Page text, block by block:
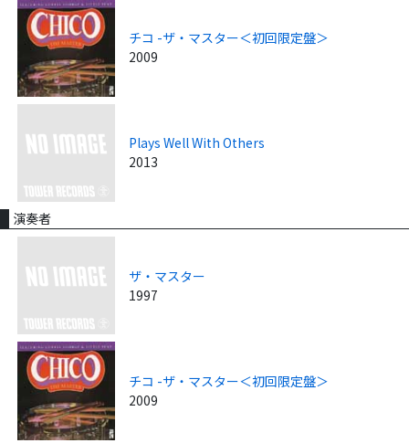
チコ -ザ・マスター＜初回限定盤＞
2009
Plays Well With Others
2013
演奏者
ザ・マスター
1997
チコ -ザ・マスター＜初回限定盤＞
2009